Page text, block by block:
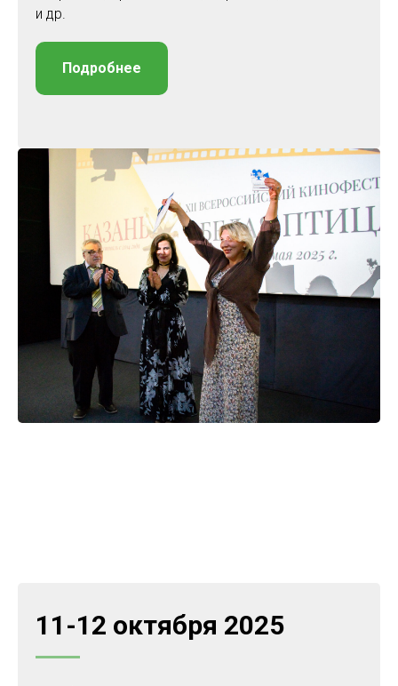
и др.
Подробнее
11-12 октября 2025